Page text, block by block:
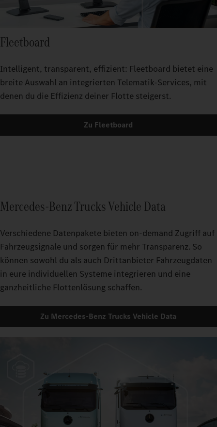
Fleetboard
Intelligent, transparent, effizient: Fleetboard bietet eine
breite Auswahl an integrierten Telematik-Services, mit
denen du die Effizienz deiner Flotte steigerst.
Zu Fleetboard
Mercedes-Benz Trucks Vehicle Data
Verschiedene Datenpakete bieten on-demand Zugriff auf
Fahrzeugsignale und sorgen für mehr Transparenz. So
können sowohl du als auch Drittanbieter Fahrzeugdaten
in eure individuellen Systeme integrieren und eine
ganzheitliche Flottenlösung schaffen.
Zu Mercedes-Benz Trucks Vehicle Data